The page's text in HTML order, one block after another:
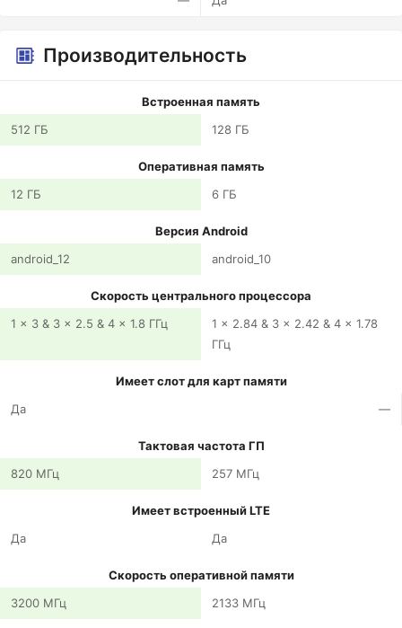
Производительность
Встроенная память
512 ГБ
128 ГБ
Оперативная память
12 ГБ
6 ГБ
Версия Android
android_12
android_10
Скорость центрального процессора
1 x 3 & 3 x 2.5 & 4 x 1.8 ГГц
1 x 2.84 & 3 x 2.42 & 4 x 1.78
ГГц
Имеет слот для карт памяти
Да
—
Тактовая частота ГП
820 МГц
257 МГц
Имеет встроенный LTE
Да
Да
Скорость оперативной памяти
3200 МГц
2133 МГц